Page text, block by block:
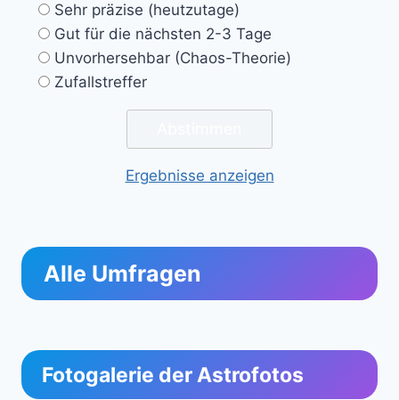
Sehr präzise (heutzutage)
Gut für die nächsten 2-3 Tage
Unvorhersehbar (Chaos-Theorie)
Zufallstreffer
Ergebnisse anzeigen
Alle Umfragen
Fotogalerie der Astrofotos